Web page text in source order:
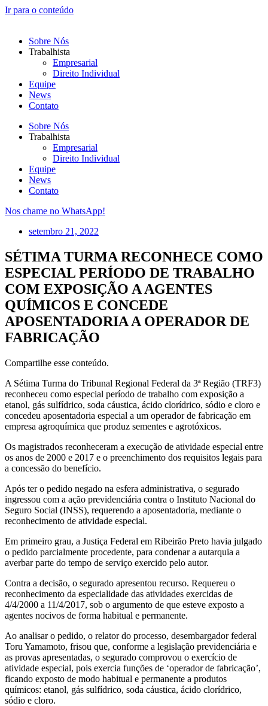
Ir para o conteúdo
Sobre Nós
Trabalhista
Empresarial
Direito Individual
Equipe
News
Contato
Sobre Nós
Trabalhista
Empresarial
Direito Individual
Equipe
News
Contato
Nos chame no WhatsApp!
setembro 21, 2022
SÉTIMA TURMA RECONHECE COMO
ESPECIAL PERÍODO DE TRABALHO
COM EXPOSIÇÃO A AGENTES
QUÍMICOS E CONCEDE
APOSENTADORIA A OPERADOR DE
FABRICAÇÃO
Compartilhe esse conteúdo.
A Sétima Turma do Tribunal Regional Federal da 3ª Região (TRF3)
reconheceu como especial período de trabalho com exposição a
etanol, gás sulfídrico, soda cáustica, ácido clorídrico, sódio e cloro e
concedeu aposentadoria especial a um operador de fabricação em
empresa agroquímica que produz sementes e agrotóxicos.
Os magistrados reconheceram a execução de atividade especial entre
os anos de 2000 e 2017 e o preenchimento dos requisitos legais para
a concessão do benefício.
Após ter o pedido negado na esfera administrativa, o segurado
ingressou com a ação previdenciária contra o Instituto Nacional do
Seguro Social (INSS), requerendo a aposentadoria, mediante o
reconhecimento de atividade especial.
Em primeiro grau, a Justiça Federal em Ribeirão Preto havia julgado
o pedido parcialmente procedente, para condenar a autarquia a
averbar parte do tempo de serviço exercido pelo autor.
Contra a decisão, o segurado apresentou recurso. Requereu o
reconhecimento da especialidade das atividades exercidas de
4/4/2000 a 11/4/2017, sob o argumento de que esteve exposto a
agentes nocivos de forma habitual e permanente.
Ao analisar o pedido, o relator do processo, desembargador federal
Toru Yamamoto, frisou que, conforme a legislação previdenciária e
as provas apresentadas, o segurado comprovou o exercício de
atividade especial, pois exercia funções de ‘operador de fabricação’,
ficando exposto de modo habitual e permanente a produtos
químicos: etanol, gás sulfídrico, soda cáustica, ácido clorídrico,
sódio e cloro.